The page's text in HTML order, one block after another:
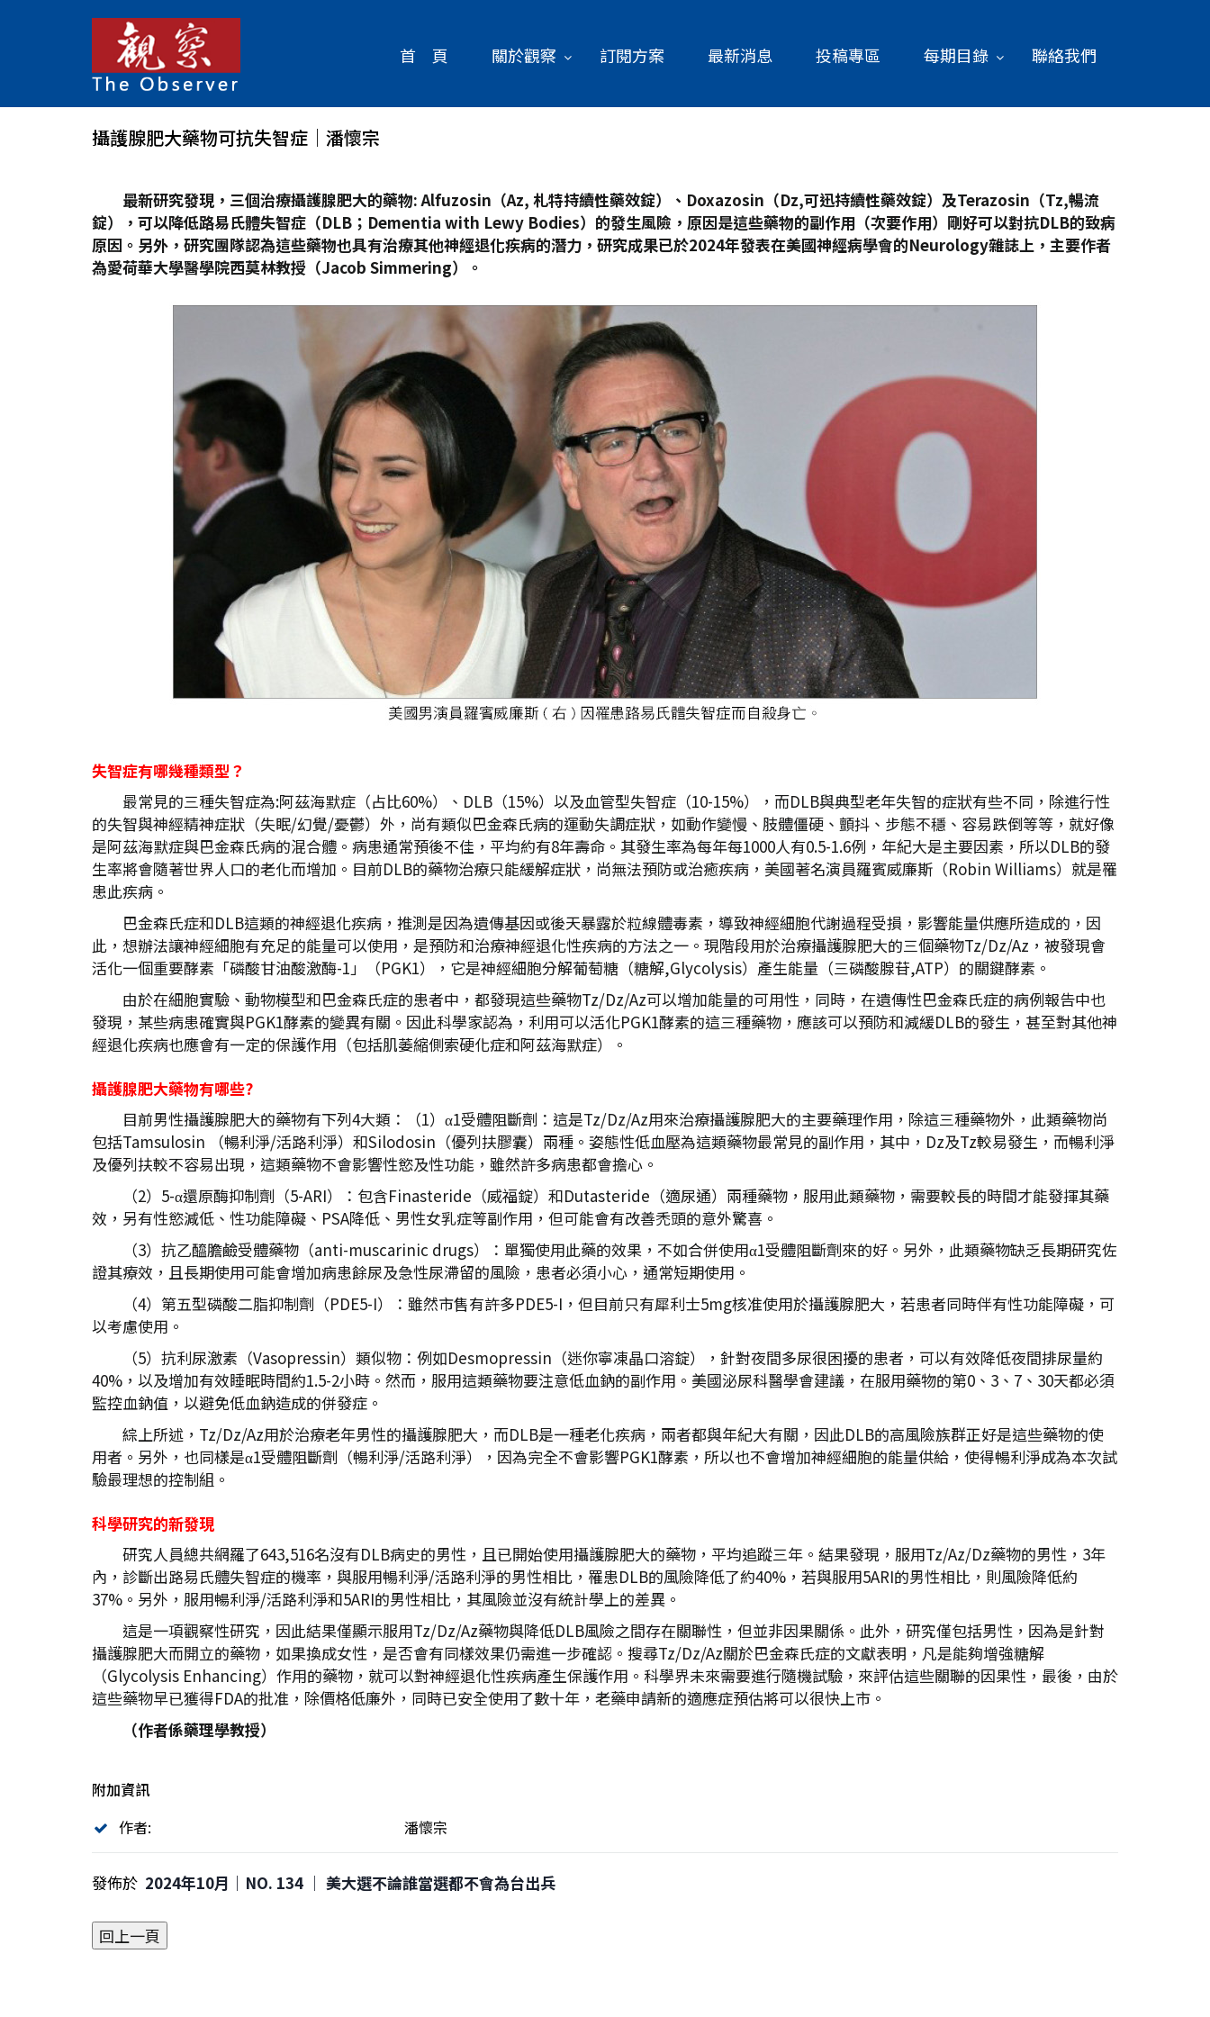
首 頁 關於觀察 訂閱方案 最新消息 投稿專區 每期目錄 聯絡我們
攝護腺肥大藥物可抗失智症│潘懷宗
最新研究發現，三個治療攝護腺肥大的藥物: Alfuzosin （Az, 札特持續性藥效錠）、Doxazosin （Dz,可迅持續性藥效錠）及Terazosin （Tz,暢流
錠），可以降低路易氏體失智症（DLB ；Dementia with Lewy Bodies）的發生風險，原因是這些藥物的副作用（次要作用）剛好可以對抗DLB的致病
原因。另外，研究團隊認為這些藥物也具有治療其他神經退化疾病的潛力，研究成果已於2024年發表在美國神經病學會的Neurology雜誌上，主要作者
為愛荷華大學醫學院西莫林教授（Jacob Simmering）。
失智症有哪幾種類型？
最常見的三種失智症為:阿茲海默症（占比60%）、DLB（15%）以及血管型失智症（10-15%），而DLB與典型老年失智的症狀有些不同，除進行性
的失智與神經精神症狀（失眠/幻覺/憂鬱）外，尚有類似巴金森氏病的運動失調症狀，如動作變慢、肢體僵硬、顫抖、步態不穩、容易跌倒等等，就好像
是阿茲海默症與巴金森氏病的混合體。病患通常預後不佳，平均約有8年壽命。其發生率為每年每1000人有0.5-1.6例，年紀大是主要因素，所以DLB的發
生率將會隨著世界人口的老化而增加。目前DLB的藥物治療只能緩解症狀，尚無法預防或治癒疾病，美國著名演員羅賓威廉斯（Robin Williams）就是罹
患此疾病。
巴金森氏症和DLB這類的神經退化疾病，推測是因為遺傳基因或後天暴露於粒線體毒素，導致神經細胞代謝過程受損，影響能量供應所造成的，因
此，想辦法讓神經細胞有充足的能量可以使用，是預防和治療神經退化性疾病的方法之一。現階段用於治療攝護腺肥大的三個藥物Tz/Dz/Az，被發現會
活化一個重要酵素「磷酸甘油酸激酶-1」（PGK1），它是神經細胞分解葡萄糖（糖解,Glycolysis）產生能量（三磷酸腺苷,ATP）的關鍵酵素。
由於在細胞實驗、動物模型和巴金森氏症的患者中，都發現這些藥物Tz/Dz/Az可以增加能量的可用性，同時，在遺傳性巴金森氏症的病例報告中也
發現，某些病患確實與PGK1酵素的變異有關。因此科學家認為，利用可以活化PGK1酵素的這三種藥物，應該可以預防和減緩DLB的發生，甚至對其他神
經退化疾病也應會有一定的保護作用（包括肌萎縮側索硬化症和阿茲海默症）。
攝護腺肥大藥物有哪些?
目前男性攝護腺肥大的藥物有下列4大類：（1）α1受體阻斷劑：這是Tz/Dz/Az用來治療攝護腺肥大的主要藥理作用，除這三種藥物外，此類藥物尚
包括Tamsulosin （暢利淨/活路利淨）和Silodosin（優列扶膠囊）兩種。姿態性低血壓為這類藥物最常見的副作用，其中，Dz及Tz較易發生，而暢利淨
及優列扶較不容易出現，這類藥物不會影響性慾及性功能，雖然許多病患都會擔心。
（2）5-α還原酶抑制劑（5-ARI）：包含Finasteride（威福錠）和Dutasteride（適尿通）兩種藥物，服用此類藥物，需要較長的時間才能發揮其藥
效，另有性慾減低、性功能障礙、PSA降低、男性女乳症等副作用，但可能會有改善禿頭的意外驚喜。
（3）抗乙醯膽鹼受體藥物（anti-muscarinic drugs）：單獨使用此藥的效果，不如合併使用α1受體阻斷劑來的好。另外，此類藥物缺乏長期研究佐
證其療效，且長期使用可能會增加病患餘尿及急性尿滯留的風險，患者必須小心，通常短期使用。
（4）第五型磷酸二脂抑制劑（PDE5-I）：雖然市售有許多PDE5-I，但目前只有犀利士5mg核准使用於攝護腺肥大，若患者同時伴有性功能障礙，可
以考慮使用。
（5）抗利尿激素（Vasopressin）類似物：例如Desmopressin（迷你寧凍晶口溶錠），針對夜間多尿很困擾的患者，可以有效降低夜間排尿量約
40%，以及增加有效睡眠時間約1.5-2小時。然而，服用這類藥物要注意低血鈉的副作用。美國泌尿科醫學會建議，在服用藥物的第0、3、7、30天都必須
監控血鈉值，以避免低血鈉造成的併發症。
綜上所述，Tz/Dz/Az用於治療老年男性的攝護腺肥大，而DLB是一種老化疾病，兩者都與年紀大有關，因此DLB的高風險族群正好是這些藥物的使
用者。另外，也同樣是α1受體阻斷劑（暢利淨/活路利淨），因為完全不會影響PGK1酵素，所以也不會增加神經細胞的能量供給，使得暢利淨成為本次試
驗最理想的控制組。
科學研究的新發現
研究人員總共網羅了643,516名沒有DLB病史的男性，且已開始使用攝護腺肥大的藥物，平均追蹤三年。結果發現，服用Tz/Az/Dz藥物的男性，3年
內，診斷出路易氏體失智症的機率，與服用暢利淨/活路利淨的男性相比，罹患DLB的風險降低了約40%，若與服用5ARI的男性相比，則風險降低約
37%。另外，服用暢利淨/活路利淨和5ARI的男性相比，其風險並沒有統計學上的差異。
這是一項觀察性研究，因此結果僅顯示服用Tz/Dz/Az藥物與降低DLB風險之間存在關聯性，但並非因果關係。此外，研究僅包括男性，因為是針對
攝護腺肥大而開立的藥物，如果換成女性，是否會有同樣效果仍需進一步確認。搜尋Tz/Dz/Az關於巴金森氏症的文獻表明，凡是能夠增強糖解
（Glycolysis Enhancing）作用的藥物，就可以對神經退化性疾病產生保護作用。科學界未來需要進行隨機試驗，來評估這些關聯的因果性，最後，由於
這些藥物早已獲得FDA的批准，除價格低廉外，同時已安全使用了數十年，老藥申請新的適應症預估將可以很快上市。
（作者係藥理學教授）
附加資訊
作者:
潘懷宗
發佈於 2024年10月｜NO. 134 │ 美大選不論誰當選都不會為台出兵